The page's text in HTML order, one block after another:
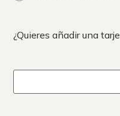
¿Quieres añadir una